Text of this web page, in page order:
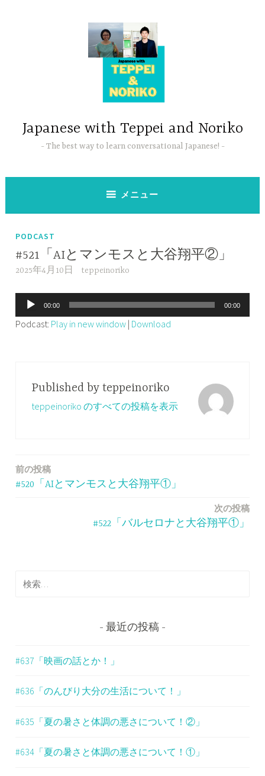
Japanese with Teppei and Noriko
The best way to learn conversational Japanese!
メニュー
PODCAST
#521「AIとマンモスと大谷翔平②」
2025年4月10日 teppeinoriko
声
プ
00:00 00:00
Podcast: Play in new window | Download
Published by teppeinoriko
teppeinoriko のすべての投稿を表示
投
ー
前の投稿
#520「AIとマンモスと大谷翔平①」
次の投稿
#522「バルセロナと大谷翔平①」
検
最近の投稿
#637「映画の話とか！」
#636「のんびり大分の生活について！」
#635「夏の暑さと体調の悪さについて！②」
#634「夏の暑さと体調の悪さについて！①」